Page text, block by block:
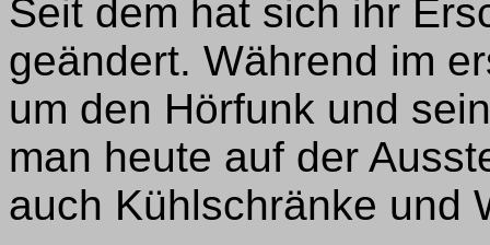
Seit dem hat sich ihr
geändert. Während im
um den Hörfunk und
man heute auf der
auch Kühlschränke und